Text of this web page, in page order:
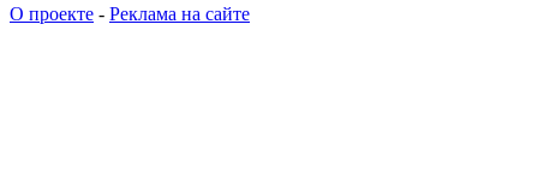
О проекте - Реклама на сайте